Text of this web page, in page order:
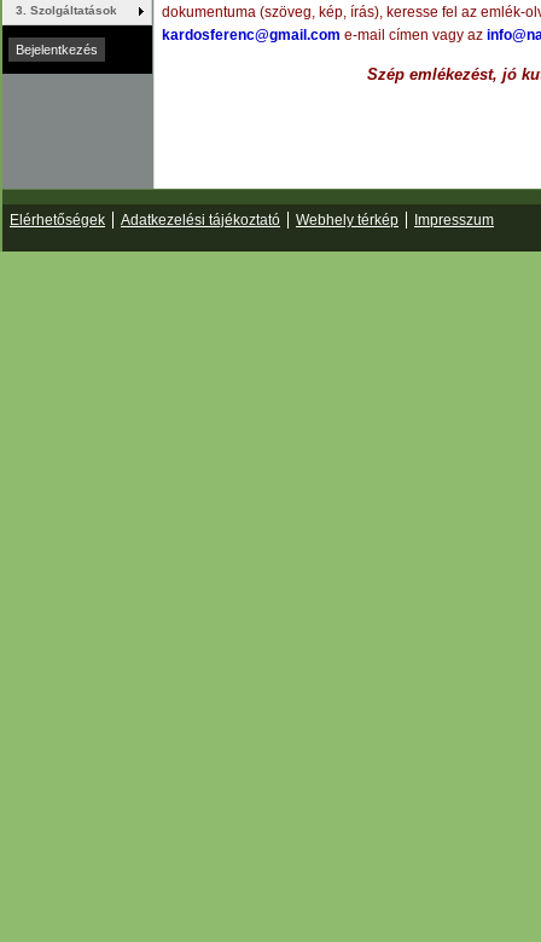
dokumentuma (szöveg, kép, írás), keresse fel az emlék-
kardosferenc@gmail.com e-mail címen vagy az
Szép emlékezést, jó
3. Szolgáltatások
Elérhetőségek Adatkezelési tájékoztató Webhely térkép Impresszum